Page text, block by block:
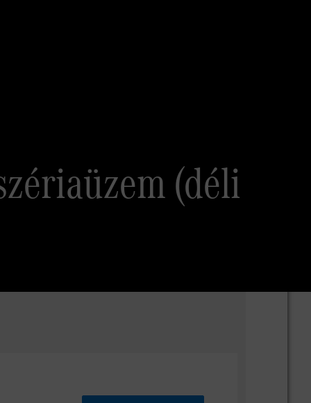
(déli